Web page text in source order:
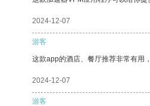
2024-12-07
游客
这款app的酒店、餐厅推荐非常有用
2024-12-07
游客